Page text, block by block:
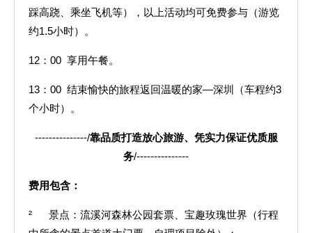
踩高跷、乘坐飞机等），以上活动均可免费参与（游览
约1.5小时）。
12：00 享用午餐。
13：00 结束愉快的旅程返回温暖的家—深圳（车程约3
个小时）。
---------------/靠品质打造放心旅游、凭实力保证优质服
务/---------------
费用包含：
² 景点：流溪河森林公园套票、宝趣玫瑰世界（行程